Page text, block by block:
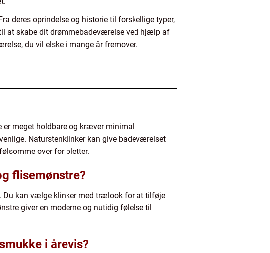
deres oprindelse og historie til forskellige typer,
at skabe dit drømmebadeværelse ved hjælp af
du vil elske i mange år fremover.
er meget holdbare og kræver minimal
Naturstenklinker kan give badeværelset
over for pletter.
flisemønstre?
Du kan vælge klinker med trælook for at tilføje
giver en moderne og nutidig følelse til
i årevis?